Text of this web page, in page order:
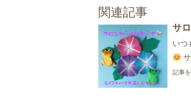
関連記事
サ
いつ
記事